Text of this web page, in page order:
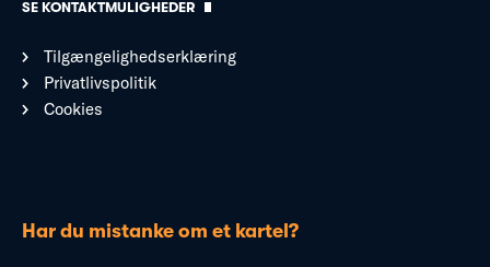
SE KONTAKTMULIGHEDER
Tilgængelighedserklæring
Privatlivspolitik
Cookies
Har du mistanke om et kartel?